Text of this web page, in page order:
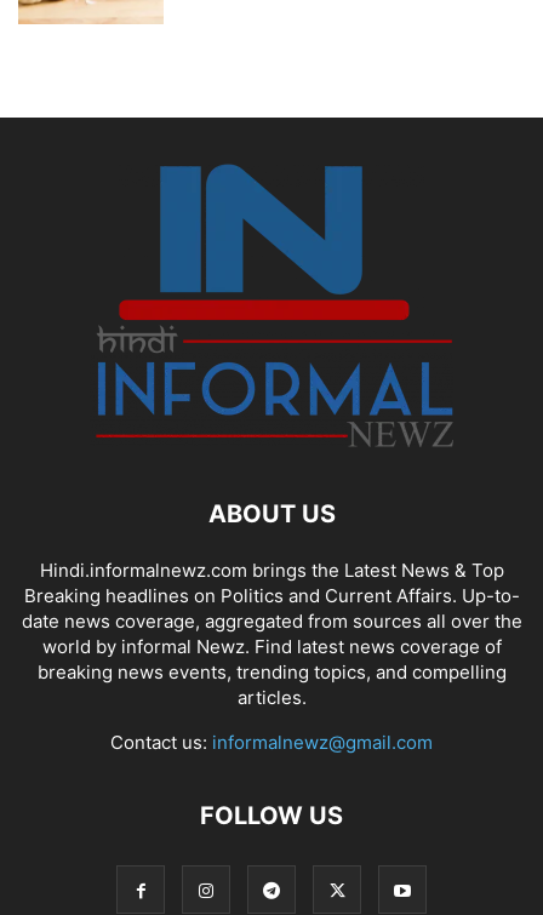
ABOUT US
Hindi.informalnewz.com brings the Latest News & Top
Breaking headlines on Politics and Current Affairs. Up-to-
date news coverage, aggregated from sources all over the
world by informal Newz. Find latest news coverage of
breaking news events, trending topics, and compelling
articles.
Contact us: informalnewz@gmail.com
FOLLOW US